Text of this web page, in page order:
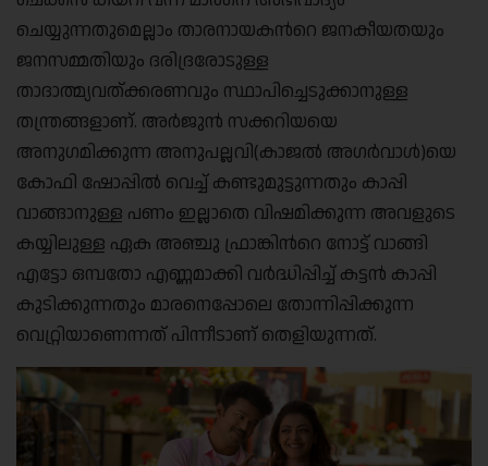
ചെയ്യുന്നതുമെല്ലാം താരനായകന്‍റെ ജനകീയതയും
ജനസമ്മതിയും ദരിദ്രരോടുള്ള
താദാത്മ്യവത്ക്കരണവും സ്ഥാപിച്ചെടുക്കാനുള്ള
തന്ത്രങ്ങളാണ്. അര്‍ജുന്‍ സക്കറിയയെ
അനുഗമിക്കുന്ന അനുപല്ലവി(കാജല്‍ അഗര്‍വാള്‍)യെ
കോഫി ഷോപ്പില്‍ വെച്ച് കണ്ടുമുട്ടുന്നതും കാപ്പി
വാങ്ങാനുള്ള പണം ഇല്ലാതെ വിഷമിക്കുന്ന അവളുടെ
കയ്യിലുള്ള ഏക അഞ്ചു ഫ്രാങ്കിന്‍റെ നോട്ട് വാങ്ങി
എട്ടോ ഒമ്പതോ എണ്ണമാക്കി വര്‍ദ്ധിപ്പിച്ച് കട്ടന്‍ കാപ്പി
കുടിക്കുന്നതും മാരനെപ്പോലെ തോന്നിപ്പിക്കുന്ന
വെറ്റ്രിയാണെന്നത് പിന്നീടാണ് തെളിയുന്നത്.